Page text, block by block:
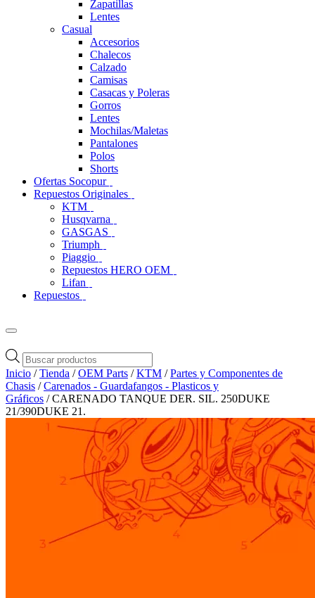
Zapatillas
Lentes
Casual
Accesorios
Chalecos
Calzado
Camisas
Casacas y Poleras
Gorros
Lentes
Mochilas/Maletas
Pantalones
Polos
Shorts
Ofertas Socopur
Repuestos Originales
KTM
Husqvarna
GASGAS
Triumph
Piaggio
Repuestos HERO OEM
Lifan
Repuestos
Búsqueda
de
productos
Inicio /Tienda /OEM Parts /KTM /Partes y Componentes de
Chasis /Carenados - Guardafangos - Plasticos y
Gráficos / CARENADO TANQUE DER. SIL. 250DUKE
21/390DUKE 21.